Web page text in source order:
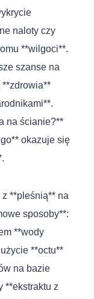
naloty czy
**wilgoci**.
szanse na
na ścianie?**
okazuje się
**pleśnią** na
sposoby**:
**wody
**octu**
na bazie
**ekstraktu z